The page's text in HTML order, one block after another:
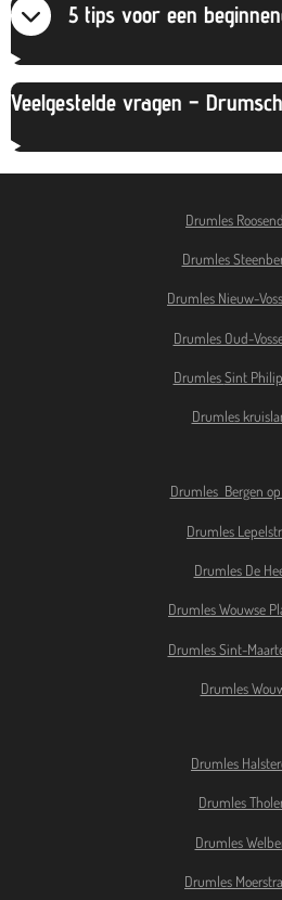
5 tips voor een
Veelgestelde vragen –
Drumles
Drumles
Drumles Nieuw-
Drumles Oud-
DrumlesSint
Drumles
Drumles Bergen
Drumles
Drumles De
Drumles Wouwse
Drumles Sint-
Drumles
Drumles
Drumles
Drumles
Drumles